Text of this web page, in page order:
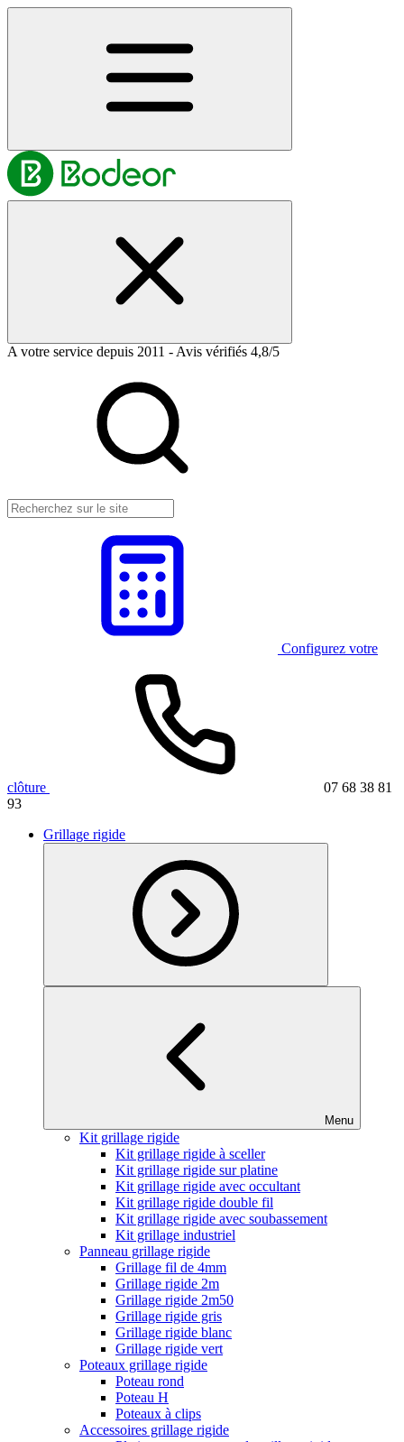
A votre service depuis 2011 - Avis vérifiés 4,8/5
Configurez votre
clôture
07 68 38 81
93
Grillage rigide
Menu
Kit grillage rigide
Kit grillage rigide à sceller
Kit grillage rigide sur platine
Kit grillage rigide avec occultant
Kit grillage rigide double fil
Kit grillage rigide avec soubassement
Kit grillage industriel
Panneau grillage rigide
Grillage fil de 4mm
Grillage rigide 2m
Grillage rigide 2m50
Grillage rigide gris
Grillage rigide blanc
Grillage rigide vert
Poteaux grillage rigide
Poteau rond
Poteau H
Poteaux à clips
Accessoires grillage rigide